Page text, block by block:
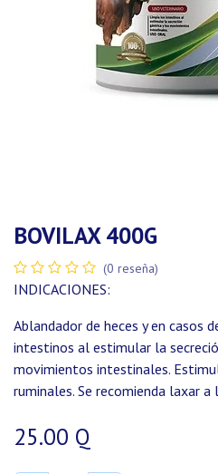
BOVILAX 400G
(0 reseña)
INDICACIONES:
Ablandador de heces y en casos
intestinos al estimular la
movimientos intestinales.
ruminales. Se recomienda laxar
25.00 Q